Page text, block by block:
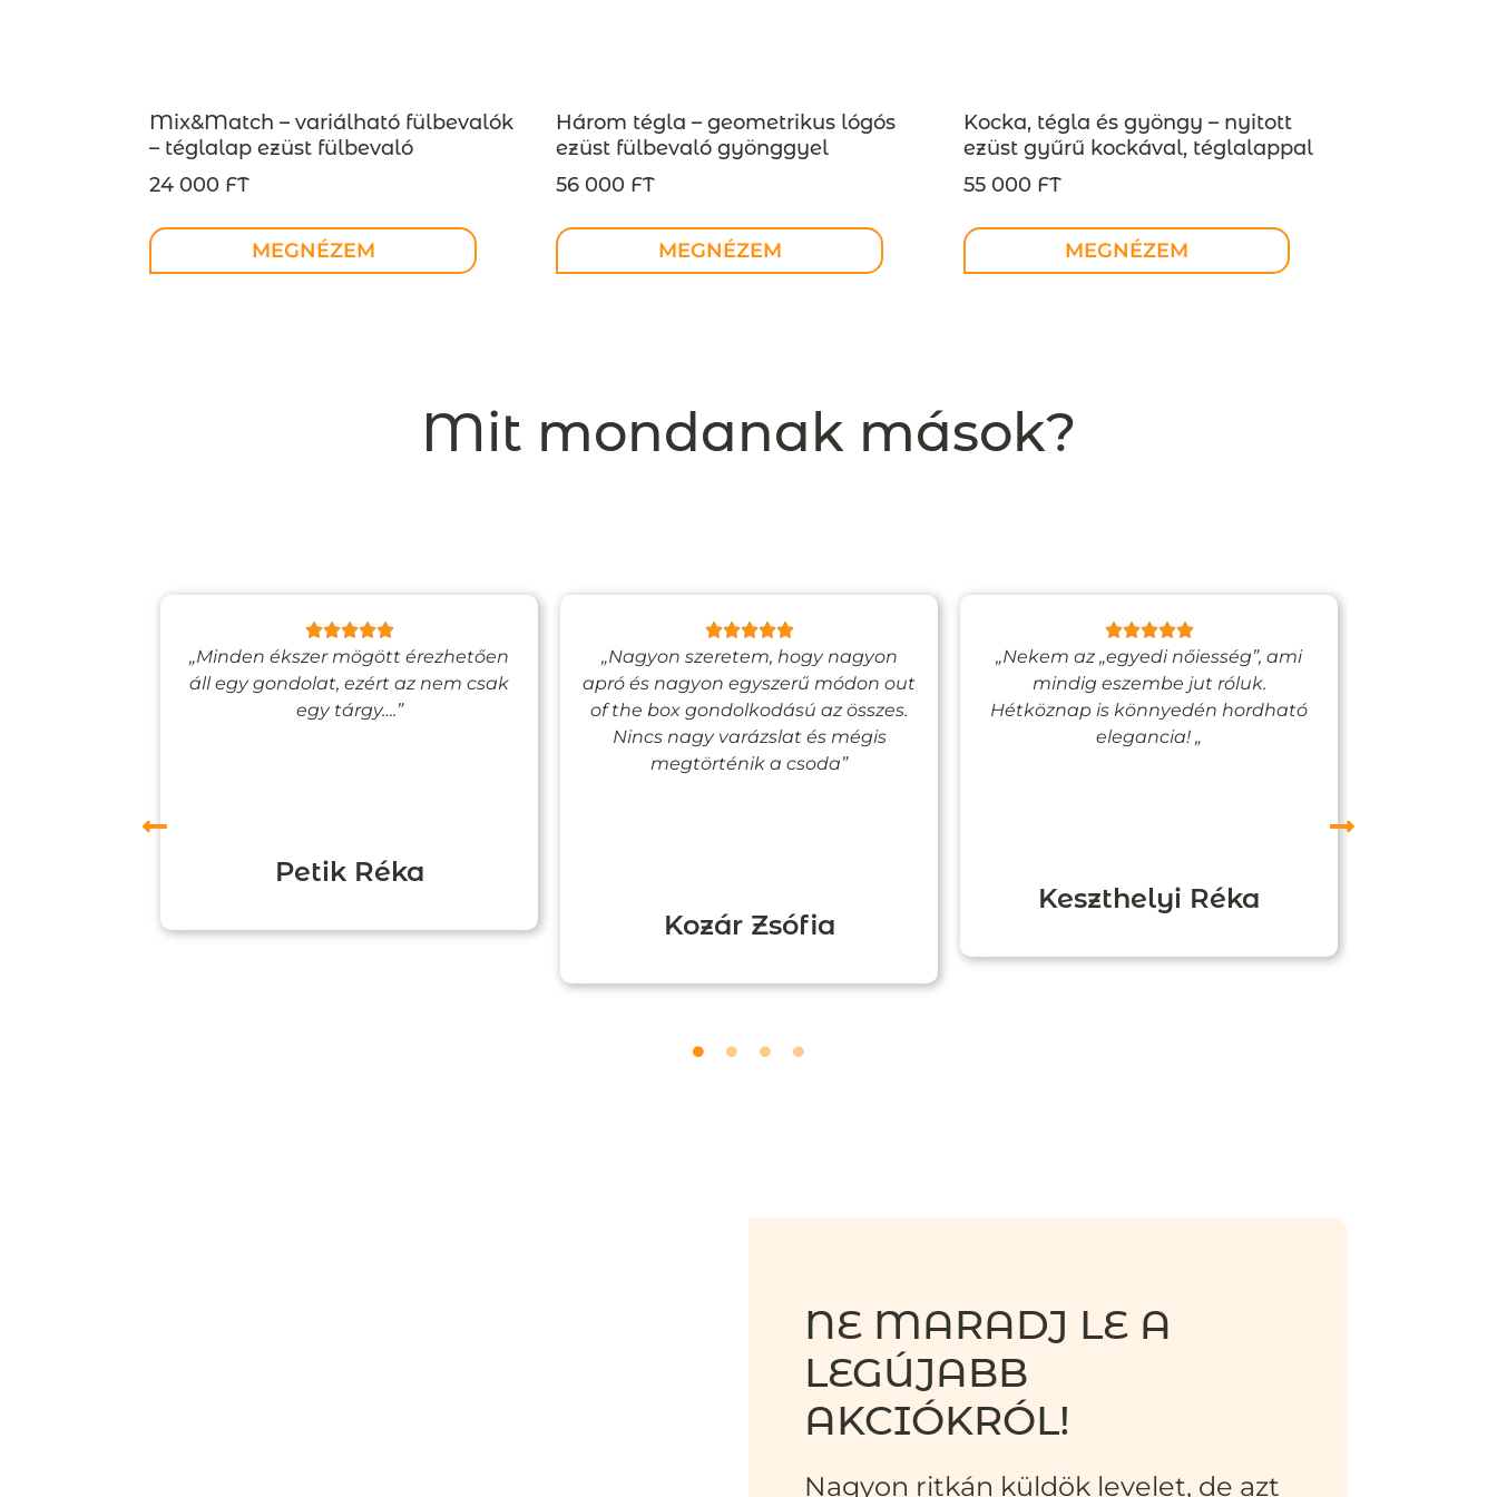
Mix&Match – variálható fülbevalók
– téglalap ezüst fülbevaló
INDUSTREAL kollekció – design
ékszer – MEGRENDELÉSRE
24 000 FT
MEGNÉZEM
Három tégla – geometrikus lógós
ezüst fülbevaló gyönggyel
INDUSTREAL kollekció – design
ékszer – MEGRENDELÉSRE
56 000 FT
MEGNÉZEM
Kocka, tégla és gyöngy – nyitott
ezüst gyűrű kockával, téglalappal
és gyönggyel, INDUSTREAL
kollekció – MEGRENDELÉSRE
55 000 FT
MEGNÉZEM
Mit mondanak mások?
„Minden ékszer mögött érezhetően
áll egy gondolat, ezért az nem csak
egy tárgy….”
Petik Réka
„Nagyon szeretem, hogy nagyon
apró és nagyon egyszerű módon out
of the box gondolkodású az összes.
Nincs nagy varázslat és mégis
megtörténik a csoda”
Kozár Zsófia
„Nekem az „egyedi nőiesség”, ami
mindig eszembe jut róluk.
Hétköznap is könnyedén hordható
elegancia! „
Keszthelyi Réka
NE MARADJ LE A
LEGÚJABB
AKCIÓKRÓL!
Nagyon ritkán küldök levelet, de azt